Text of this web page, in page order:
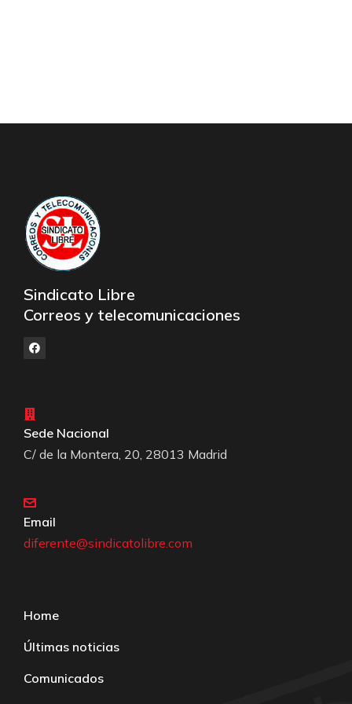
Sindicato Libre
Correos y telecomunicaciones
Sede Nacional
C/ de la Montera, 20, 28013 Madrid
Email
diferente@sindicatolibre.com
Home
Últimas noticias
Comunicados